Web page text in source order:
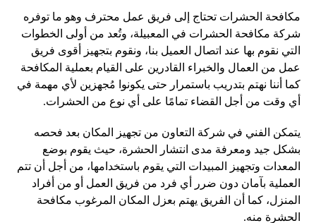
مكافحة الحشرات تحتاج إلى فريق عمل محترف وهو ما توفره
شركة مكافحة الحشرات في المعبيلة، وتُعد من أولى الخطوات
التي نقوم بها عند اتصال العميل بنا، ونقوم بتجهيز أقوى فريق
عمل من العمال والخبراء القادرين على القيام بعملية المكافحة
كما أننا نهتم بتدريب باستمرار حتى يكونوا مُجهزين لأي مهمة في
أي وقت من أجل القضاء تمامًا على أي نوع من الحشرات.
يتمكن الفني في شركة التعاون من تجهيز المكان بعد فحصه
بشكل جيد ومعرفة مدى انتشار الحشرة، حيث يقوم بوضع
المعدات وتجهيز المبيدات التي يقوم باستخدامها، من أجل أن تتم
العملية بآمان دون ضرر أي فرد من فريق العمل أو من أفراد
المنزل، كما أن الفريق يهتم بعزل المكان المرغوب مكافحة
الحشرة منه.